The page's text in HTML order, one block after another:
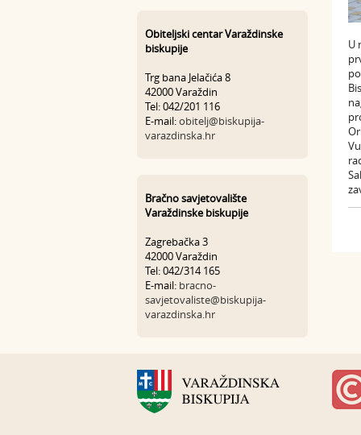
Obiteljski centar Varaždinske
biskupije
Trg bana Jelačića 8
42000 Varaždin
Tel: 042/201 116
E-mail:obitelj@biskupija-
varazdinska.hr
Bračno savjetovalište
Varaždinske biskupije
Zagrebačka 3
42000 Varaždin
Tel: 042/314 165
E-mail: bracno-
savjetovaliste@biskupija-
varazdinska.hr
U